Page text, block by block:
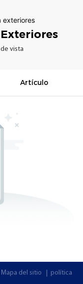
exteriores
vista
Artículo
Mapa del sitio
política